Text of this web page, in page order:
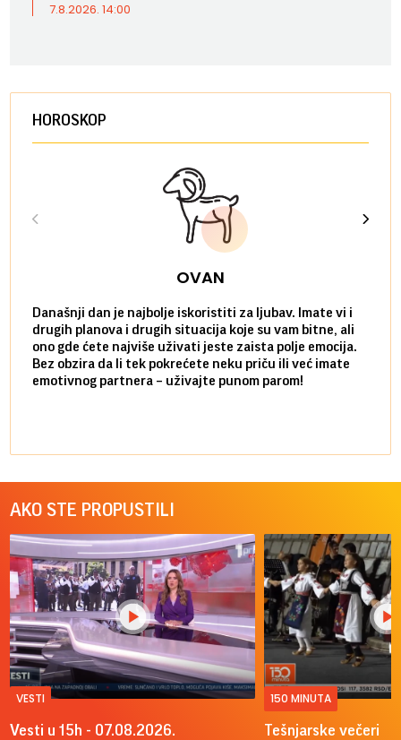
7.8.2026. 14:00
HOROSKOP
OVAN
Današnji dan je najbolje iskoristiti za ljubav. Imate vi i
drugih planova i drugih situacija koje su vam bitne, ali
ono gde ćete najviše uživati jeste zaista polje emocija.
Bez obzira da li tek pokrećete neku priču ili već imate
emotivnog partnera – uživajte punom parom!
AKO STE PROPUSTILI
VESTI
Vesti u 15h - 07.08.2026.
150 MINUTA
Tešnjarske večeri